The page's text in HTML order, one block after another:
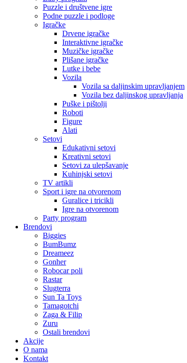
Puzzle i društvene igre
Podne puzzle i podloge
Igračke
Drvene igračke
Interaktivne igračke
Muzičke igračke
Plišane igračke
Lutke i bebe
Vozila
Vozila sa daljinskim upravljanjem
Vozila bez daljinskog upravljanja
Puške i pištolji
Roboti
Figure
Alati
Setovi
Edukativni setovi
Kreativni setovi
Setovi za ulepšavanje
Kuhinjski setovi
TV artikli
Sport i igre na otvorenom
Guralice i tricikli
Igre na otvorenom
Party program
Brendovi
Biggies
BumBumz
Dreameez
Gonher
Robocar poli
Rastar
Slugterra
Sun Ta Toys
Tamagotchi
Zaga & Filip
Zuru
Ostali brendovi
Akcije
O nama
Kontakt